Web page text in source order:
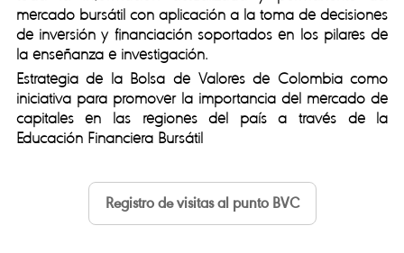
mercado bursátil con aplicación a la toma de decisiones
de inversión y financiación soportados en los pilares de
la enseñanza e investigación.
Estrategia de la Bolsa de Valores de Colombia como
iniciativa para promover la importancia del mercado de
capitales en las regiones del país a través de la
Educación Financiera Bursátil
Registro de visitas al punto BVC